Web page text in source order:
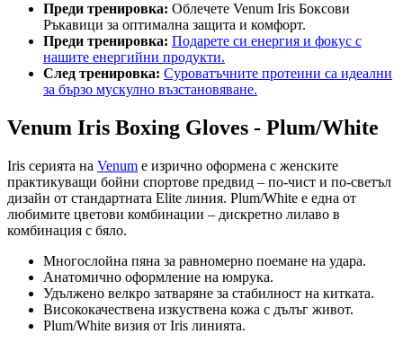
Преди тренировка: Облечете Venum Iris Боксови
Ръкавици за оптимална защита и комфорт.
Преди тренировка: Подарете си енергия и фокус с
нашите енергийни продукти.
След тренировка: Суроватъчните протеини са идеални
за бързо мускулно възстановяване.
Venum Iris Boxing Gloves - Plum/White
Iris серията на Venum е изрично оформена с женските
практикуващи бойни спортове предвид – по-чист и по-светъл
дизайн от стандартната Elite линия. Plum/White е една от
любимите цветови комбинации – дискретно лилаво в
комбинация с бяло.
Многослойна пяна за равномерно поемане на удара.
Анатомично оформление на юмрука.
Удължено велкро затваряне за стабилност на китката.
Висококачествена изкуствена кожа с дълъг живот.
Plum/White визия от Iris линията.